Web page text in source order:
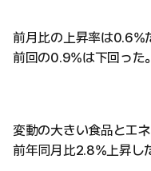
前月比の上昇率は0.6%
前回の0.9%は下回った。
変動の大きい食品とエ
前年同月比2.8%上昇し